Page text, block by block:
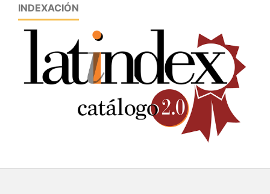
INDEXACIÓN